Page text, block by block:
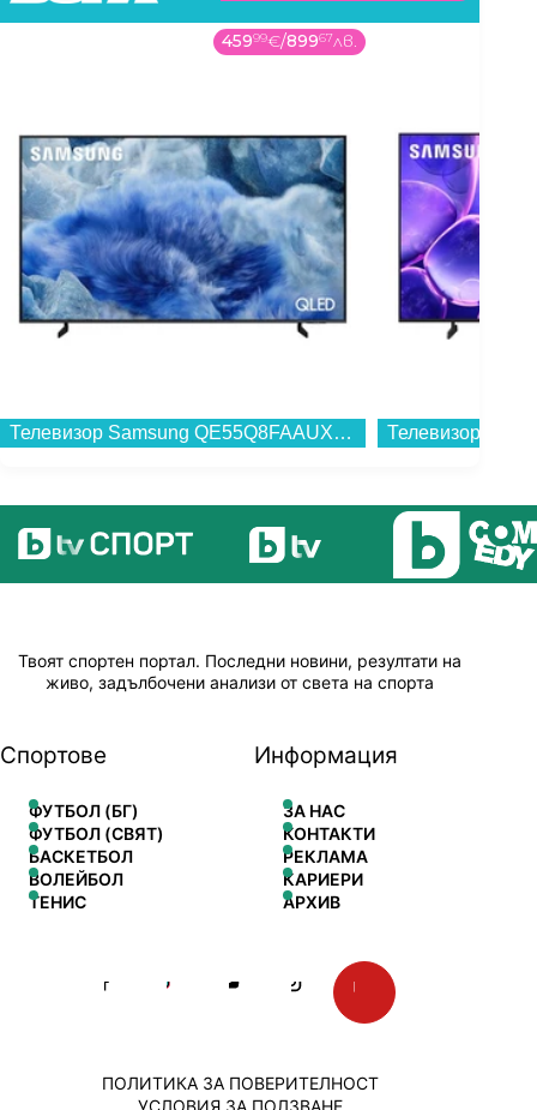
45999€/89967лв.
Телевизор Samsung QE55Q8FAAUXXH , 138 см, 3840x2160 UHD-4K , 55 inch, QLED ...
Твоят спортен портал. Последни новини, резултати на
живо, задълбочени анализи от света на спорта
Спортове
ФУТБОЛ (БГ)
ФУТБОЛ (СВЯТ)
БАСКЕТБОЛ
ВОЛЕЙБОЛ
ТЕНИС
Информация
ЗА НАС
КОНТАКТИ
РЕКЛАМА
КАРИЕРИ
АРХИВ
ПОЛИТИКА ЗА ПОВЕРИТЕЛНОСТ